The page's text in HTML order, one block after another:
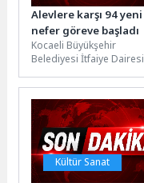
Alevlere karşı 94 yeni
nefer göreve başladı
Kocaeli Büyükşehir
Belediyesi İtfaiye Dairesi
94 itfaiye personeli aday
memurluk süreçlerini
başarıyla...
Kültür Sanat